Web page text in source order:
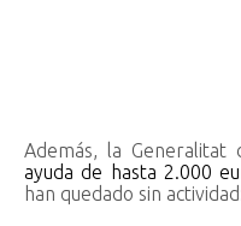
Además, la Generalitat
ayuda de hasta 2.000
han quedado sin